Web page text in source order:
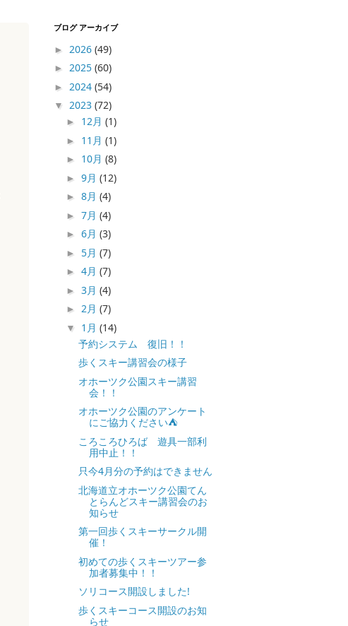
ブログ アーカイブ
► 2026 (49)
► 2025 (60)
► 2024 (54)
▼ 2023 (72)
► 12月 (1)
► 11月 (1)
► 10月 (8)
► 9月 (12)
► 8月 (4)
► 7月 (4)
► 6月 (3)
► 5月 (7)
► 4月 (7)
► 3月 (4)
► 2月 (7)
▼ 1月 (14)
予約システム 復旧！！
歩くスキー講習会の様子
オホーツク公園スキー講習
会！！
オホーツク公園のアンケート
にご協力ください⛺
ころころひろば 遊具一部利
用中止！！
只今4月分の予約はできません
北海道立オホーツク公園てん
とらんどスキー講習会のお
知らせ
第一回歩くスキーサークル開
催！
初めての歩くスキーツアー参
加者募集中！！
ソリコース開設しました!
歩くスキーコース開設のお知
らせ